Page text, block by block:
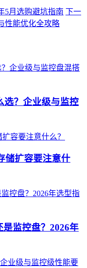
5月选购避坑指南 下一
性能优化全攻略
选？企业级与监控
储扩容要注意什
监控盘？2026年